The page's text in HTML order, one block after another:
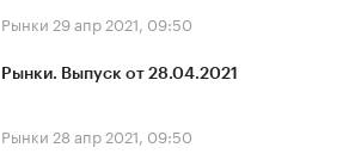
Рынки 29 апр 2021, 09:50
Рынки. Выпуск от 28.04.2021
Рынки 28 апр 2021, 09:50